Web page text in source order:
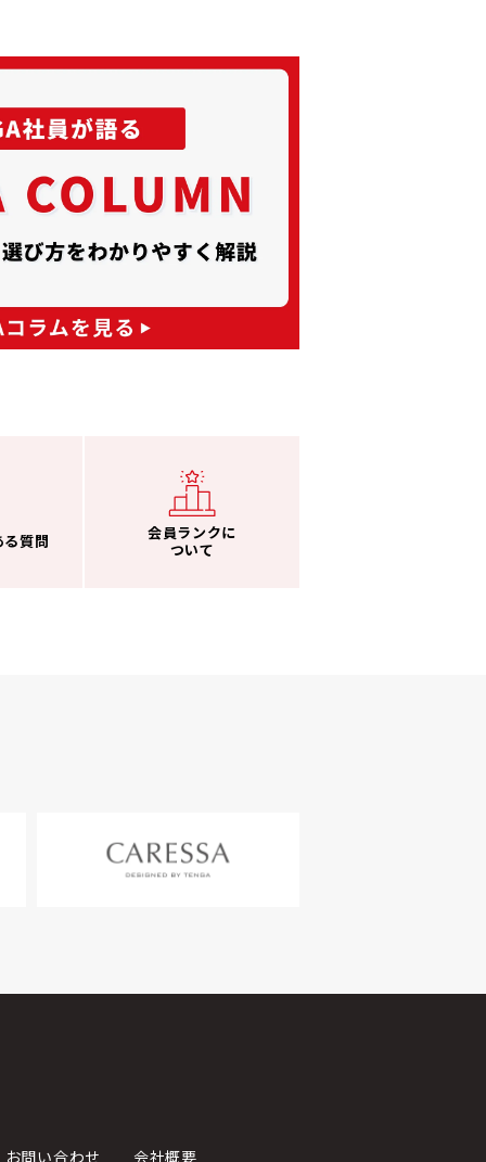
質問
会員ランクに
ついて
お問い合わせ 会社概要